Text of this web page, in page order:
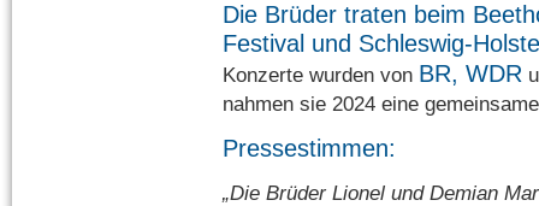
Die Brüder traten beim
Festival und Schleswig-
Konzerte wurden von BR, WDR
nahmen sie 2024 eine
Pressestimmen:
„Die Brüder Lionel und Demian